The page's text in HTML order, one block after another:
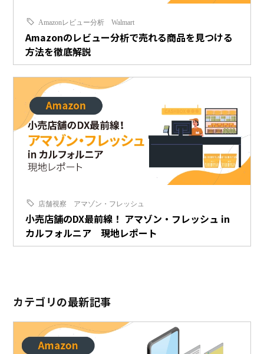
Amazonレビュー分析 Walmart
Amazonのレビュー分析で売れる商品を見つける
方法を徹底解説
店舗視察 アマゾン・フレッシュ
小売店舗のDX最前線！ アマゾン・フレッシュ in
カルフォルニア 現地レポート
カテゴリの最新記事